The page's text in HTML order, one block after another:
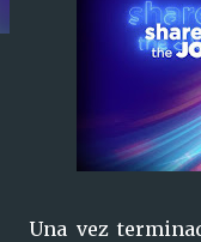
Una vez